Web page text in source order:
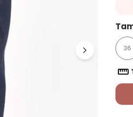
até
36